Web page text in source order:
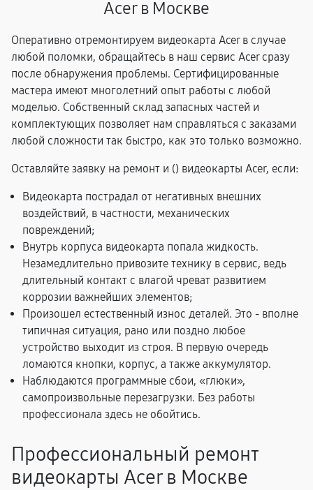
Acer в Москве
Оперативно отремонтируем видеокарта Acer в случае
любой поломки, обращайтесь в наш сервис Acer сразу
после обнаружения проблемы. Сертифицированные
мастера имеют многолетний опыт работы с любой
моделью. Собственный склад запасных частей и
комплектующих позволяет нам справляться с заказами
любой сложности так быстро, как это только возможно.
Оставляйте заявку на ремонт и () видеокарты Acer, если:
Видеокарта пострадал от негативных внешних
воздействий, в частности, механических
повреждений;
Внутрь корпуса видеокарта попала жидкость.
Незамедлительно привозите технику в сервис, ведь
длительный контакт с влагой чреват развитием
коррозии важнейших элементов;
Произошел естественный износ деталей. Это - вполне
типичная ситуация, рано или поздно любое
устройство выходит из строя. В первую очередь
ломаются кнопки, корпус, а также аккумулятор.
Наблюдаются программные сбои, «глюки»,
самопроизвольные перезагрузки. Без работы
профессионала здесь не обойтись.
Профессиональный ремонт
видеокарты Acer в Москве